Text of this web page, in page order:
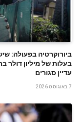
ביורוקרטיה בפעולה:
בעלות של מיליון דולר
עדיין סגורים
7 באוגוסט 2026